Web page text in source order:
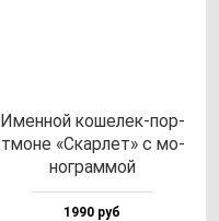
Имен­ной ко­ше­лек-пор­
тмо­не «Скар­лет» с мо­
ног­рам­мой
1990 руб